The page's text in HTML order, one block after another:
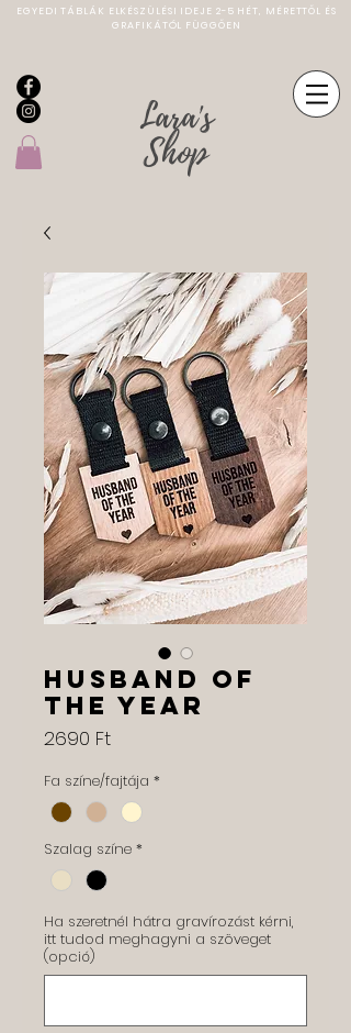
EGYEDI TÁBLÁK ELKÉSZÜLÉSI IDEJE 2-5 HÉT, MÉRETTŐL ÉS
GRAFIKÁTÓL FÜGGŐEN
Lara's
Shop
Husband of
the year
2690 FtÁr
Fa színe/fajtája *
Szalag színe *
Ha szeretnél hátra gravírozást kérni,
itt tudod meghagyni a szöveget
(opció)